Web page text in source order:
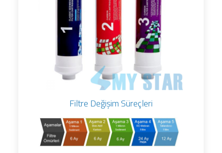
Filtre Değişim Süreçleri